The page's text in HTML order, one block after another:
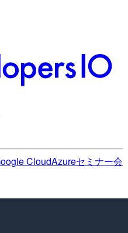
CloudAzureセミナー会